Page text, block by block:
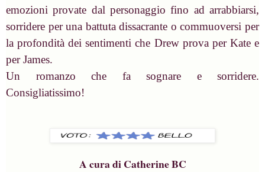
emozioni provate dal personaggio fino ad arrabbiarsi,
sorridere per una battuta dissacrante o commuoversi per
la profondità dei sentimenti che Drew prova per Kate e
per James.
Un romanzo che fa sognare e sorridere.
Consigliatissimo!
A cura di Catherine BC